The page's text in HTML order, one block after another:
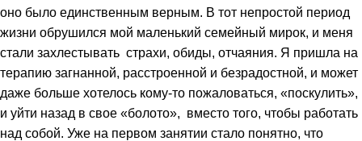
оно было единственным верным. В тот непростой период
жизни обрушился мой маленький семейный мирок, и меня
стали захлестывать страхи, обиды, отчаяния. Я пришла на
терапию загнанной, расстроенной и безрадостной, и может
даже больше хотелось кому-то пожаловаться, «поскулить»,
и уйти назад в свое «болото», вместо того, чтобы работать
над собой. Уже на первом занятии стало понятно, что